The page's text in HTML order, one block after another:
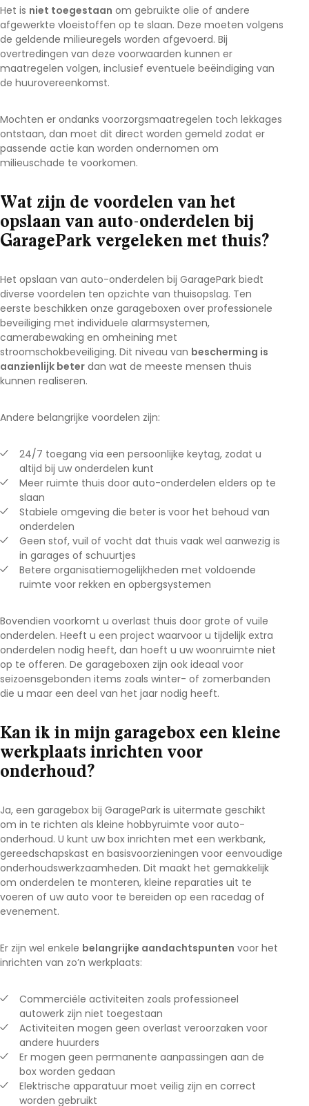
Het is niet toegestaan om gebruikte olie of andere
afgewerkte vloeistoffen op te slaan. Deze moeten volgens
de geldende milieuregels worden afgevoerd. Bij
overtredingen van deze voorwaarden kunnen er
maatregelen volgen, inclusief eventuele beëindiging van
de huurovereenkomst.
Mochten er ondanks voorzorgsmaatregelen toch lekkages
ontstaan, dan moet dit direct worden gemeld zodat er
passende actie kan worden ondernomen om
milieuschade te voorkomen.
Wat zijn de voordelen van het
opslaan van auto-onderdelen bij
GaragePark vergeleken met thuis?
Het opslaan van auto-onderdelen bij GaragePark biedt
diverse voordelen ten opzichte van thuisopslag. Ten
eerste beschikken onze garageboxen over professionele
beveiliging met individuele alarmsystemen,
camerabewaking en omheining met
stroomschokbeveiliging. Dit niveau van bescherming is
aanzienlijk beter dan wat de meeste mensen thuis
kunnen realiseren.
Andere belangrijke voordelen zijn:
24/7 toegang via een persoonlijke keytag, zodat u
altijd bij uw onderdelen kunt
Meer ruimte thuis door auto-onderdelen elders op te
slaan
Stabiele omgeving die beter is voor het behoud van
onderdelen
Geen stof, vuil of vocht dat thuis vaak wel aanwezig is
in garages of schuurtjes
Betere organisatiemogelijkheden met voldoende
ruimte voor rekken en opbergsystemen
Bovendien voorkomt u overlast thuis door grote of vuile
onderdelen. Heeft u een project waarvoor u tijdelijk extra
onderdelen nodig heeft, dan hoeft u uw woonruimte niet
op te offeren. De garageboxen zijn ook ideaal voor
seizoensgebonden items zoals winter- of zomerbanden
die u maar een deel van het jaar nodig heeft.
Kan ik in mijn garagebox een kleine
werkplaats inrichten voor
onderhoud?
Ja, een garagebox bij GaragePark is uitermate geschikt
om in te richten als kleine hobbyruimte voor auto-
onderhoud. U kunt uw box inrichten met een werkbank,
gereedschapskast en basisvoorzieningen voor eenvoudige
onderhoudswerkzaamheden. Dit maakt het gemakkelijk
om onderdelen te monteren, kleine reparaties uit te
voeren of uw auto voor te bereiden op een racedag of
evenement.
Er zijn wel enkele belangrijke aandachtspunten voor het
inrichten van zo’n werkplaats:
Commerciële activiteiten zoals professioneel
autowerk zijn niet toegestaan
Activiteiten mogen geen overlast veroorzaken voor
andere huurders
Er mogen geen permanente aanpassingen aan de
box worden gedaan
Elektrische apparatuur moet veilig zijn en correct
worden gebruikt